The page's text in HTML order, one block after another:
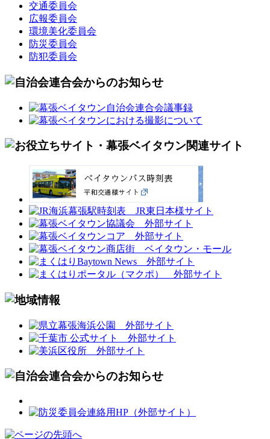
交通委員会
広報委員会
環境美化委員会
防災委員会
防犯委員会